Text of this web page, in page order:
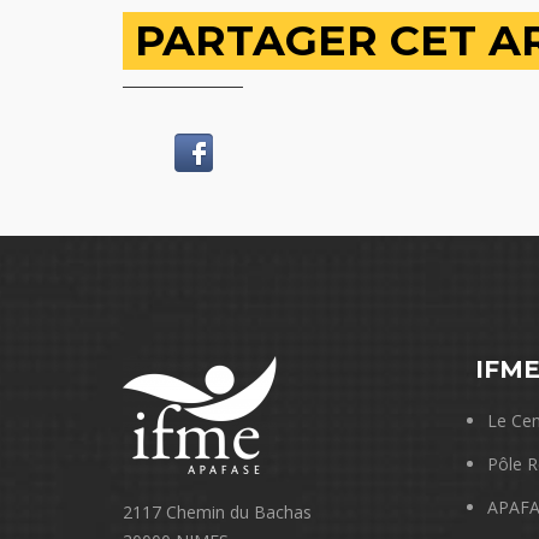
PARTAGER CET
2117 Chemin du Bachas
IFME
Le
Pôle